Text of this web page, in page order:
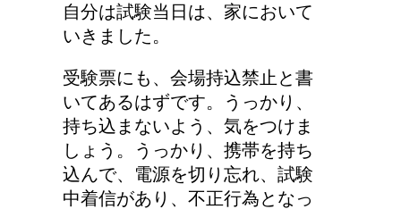
自分は試験当日は、家において
いきました。
受験票にも、会場持込禁止と書
いてあるはずです。うっかり、
持ち込まないよう、気をつけま
しょう。うっかり、携帯を持ち
込んで、電源を切り忘れ、試験
中着信があり、不正行為となっ